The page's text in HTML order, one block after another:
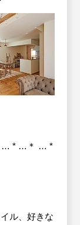
* …＊ … *
ル、好きな